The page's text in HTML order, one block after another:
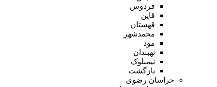
فردوس
قاین
قهستان
محمدشهر
مود
نهبندان
نیمبلوک
بازگشت
خراسان رضوی